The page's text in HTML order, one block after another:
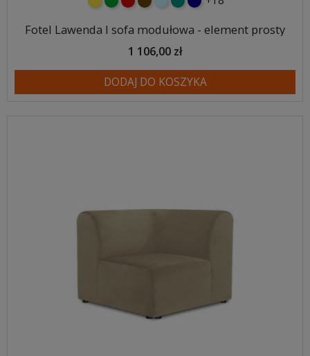
Fotel Lawenda I sofa modułowa - element prosty
1 106,00 zł
DODAJ DO KOSZYKA